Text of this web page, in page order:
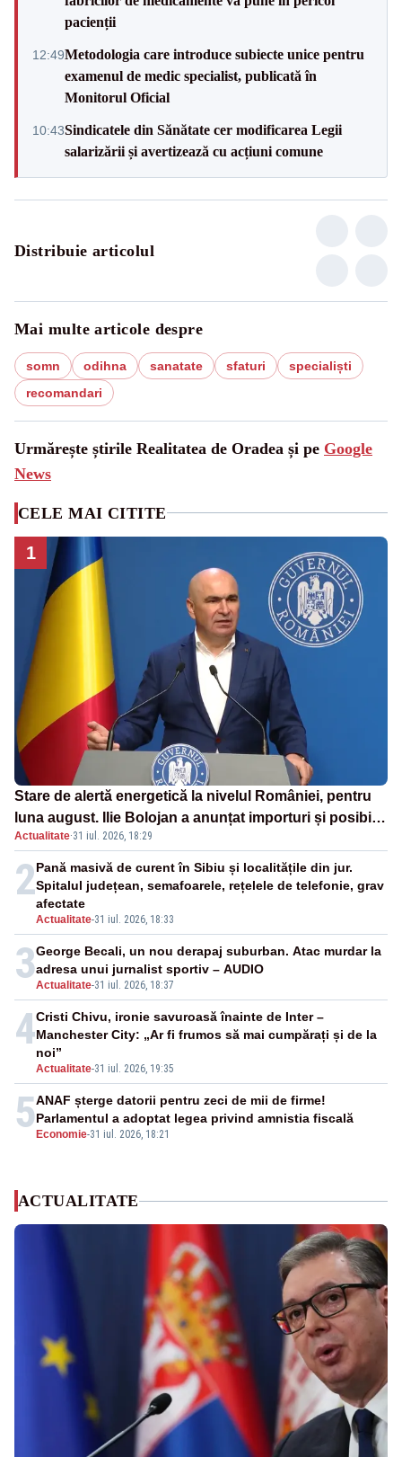
pacienții
12:49Metodologia care introduce subiecte unice pentru
examenul de medic specialist, publicată în
Monitorul Oficial
10:43Sindicatele din Sănătate cer modificarea Legii
salarizării și avertizează cu acțiuni comune
Distribuie articolul
Mai multe articole despre
somn odihna sanatate sfaturi
specialiști
recomandari
Urmărește știrile Realitatea de Oradea și pe Google
News
CELE MAI CITITE
1
Stare de alertă energetică la nivelul României, pentru
luna august. Ilie Bolojan a anunțat importuri și posibile
restricții – VIDEO
Actualitate·31 iul. 2026, 18:29
2
Actualitate-31 iul. 2026, 18:33
Pană masivă de curent în Sibiu și localitățile din jur.
Spitalul județean, semafoarele, rețelele de telefonie, grav
afectate
3Actualitate-31 iul. 2026, 18:37
George Becali, un nou derapaj suburban. Atac murdar la
adresa unui jurnalist sportiv – AUDIO
4
Actualitate-31 iul. 2026, 19:35
Cristi Chivu, ironie savuroasă înainte de Inter –
Manchester City: „Ar fi frumos să mai cumpărați și de la
noi”
5 Economie-31 iul. 2026, 18:21
ANAF șterge datorii pentru zeci de mii de firme!
Parlamentul a adoptat legea privind amnistia fiscală
ACTUALITATE